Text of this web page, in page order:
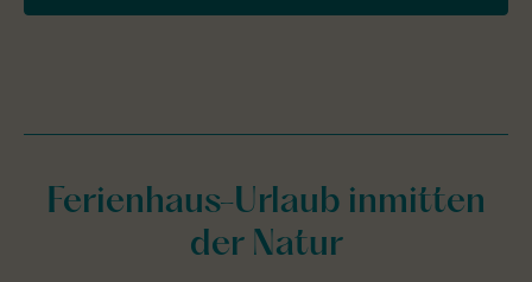
Ferienhaus-Urlaub inmitten
der Natur